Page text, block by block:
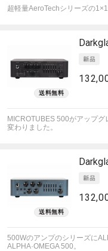
超軽量AeroTechシリーズの
MICROTUBES 500がアップ
変わりました。
500Wのアンプのシリーズに
ALPHA·OMEGA 500。